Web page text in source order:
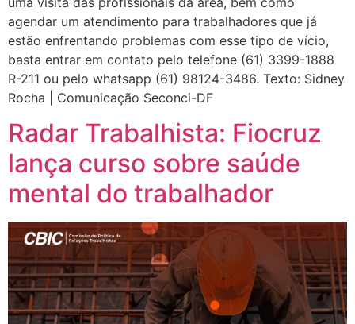
agendar um atendimento para trabalhadores que já
estão enfrentando problemas com esse tipo de vício,
basta entrar em contato pelo telefone (61) 3399-1888
R-211 ou pelo whatsapp (61) 98124-3486. Texto: Sidney
Rocha | Comunicação Seconci-DF
Radar Trabalhista: Fiocruz
lança curso sobre saúde
mental do trabalhador